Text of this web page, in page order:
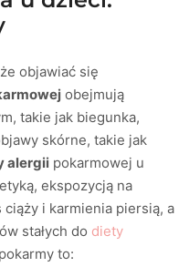
objawiać się
obejmują
takie jak biegunka,
skórne, takie jak
alergii pokarmowej u
ekspozycją na
i karmienia piersią, a
stałych do diety
to: